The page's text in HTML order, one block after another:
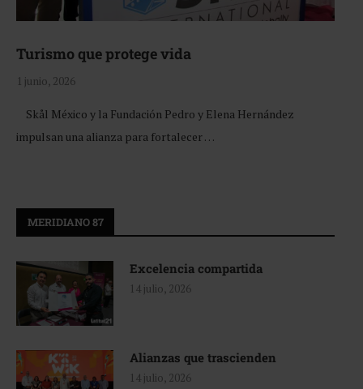
Turismo que protege vida
1 junio, 2026
Skål México y la Fundación Pedro y Elena Hernández
impulsan una alianza para fortalecer …
MERIDIANO 87
Excelencia compartida
14 julio, 2026
Alianzas que trascienden
14 julio, 2026